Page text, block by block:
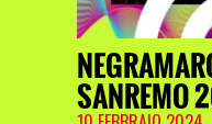
SANREMO